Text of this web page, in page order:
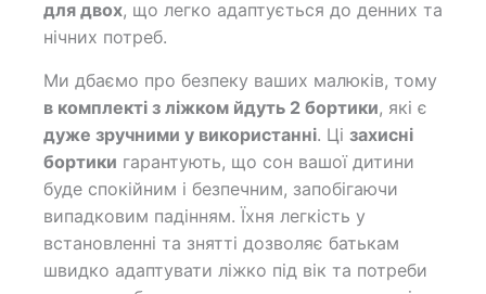
для двох, що легко адаптується до денних та
нічних потреб.
Ми дбаємо про безпеку ваших малюків, тому
в комплекті з ліжком йдуть 2 бортики, які є
дуже зручними у використанні. Ці захисні
бортики гарантують, що сон вашої дитини
буде спокійним і безпечним, запобігаючи
випадковим падінням. Їхня легкість у
встановленні та знятті дозволяє батькам
швидко адаптувати ліжко під вік та потреби